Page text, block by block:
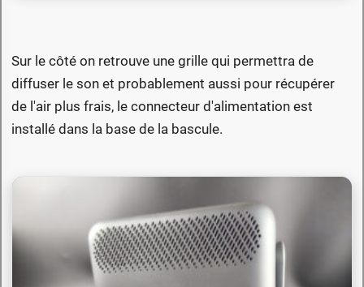
Sur le côté on retrouve une grille qui permettra de
diffuser le son et probablement aussi pour récupérer
de l'air plus frais, le connecteur d'alimentation est
installé dans la base de la bascule.